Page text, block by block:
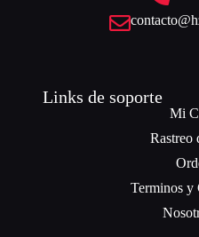
Links de soporte
Mi
Rastreo
Terminos y